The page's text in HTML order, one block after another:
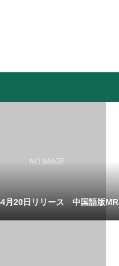
月20日リリース 中国語版MR